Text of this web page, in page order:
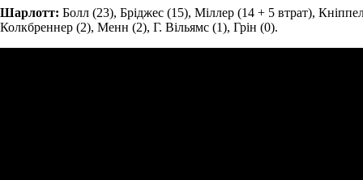
Шарлотт: Болл (23), Бріджес (15), Міллер (14 + 5 втрат),
Колкбреннер (2), Менн (2), Г. Вільямс (1), Грін (0).